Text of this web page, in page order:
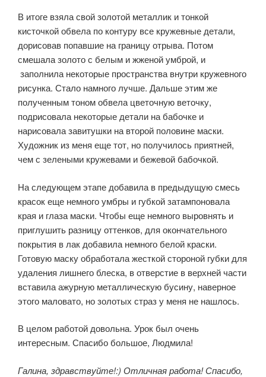
В итоге взяла свой золотой металлик и тонкой
кисточкой обвела по контуру все кружевные детали,
дорисовав попавшие на границу отрыва. Потом
смешала золото с белым и жженой умброй, и
заполнила некоторые пространства внутри кружевного
рисунка. Стало намного лучше. Дальше этим же
полученным тоном обвела цветочную веточку,
подрисовала некоторые детали на бабочке и
нарисовала завитушки на второй половине маски.
Художник из меня еще тот, но получилось приятней,
чем с зелеными кружевами и бежевой бабочкой.
На следующем этапе добавила в предыдущую смесь
красок еще немного умбры и губкой затампоновала
края и глаза маски. Чтобы еще немного выровнять и
приглушить разницу оттенков, для окончательного
покрытия в лак добавила немного белой краски.
Готовую маску обработала жесткой стороной губки для
удаления лишнего блеска, в отверстие в верхней части
вставила ажурную металлическую бусину, наверное
этого маловато, но золотых страз у меня не нашлось.
В целом работой довольна. Урок был очень
интересным. Спасибо большое, Людмила!
Галина, здравствуйте!:) Отличная работа! Спасибо,